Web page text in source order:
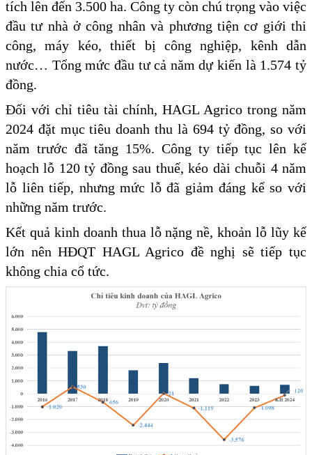
tích lên đến 3.500 ha. Công ty còn chú trọng vào việc
đầu tư nhà ở công nhân và phương tiện cơ giới thi
công, máy kéo, thiết bị công nghiệp, kênh dẫn
nước… Tổng mức đầu tư cả năm dự kiến là 1.574 tỷ
đồng.
Đối với chỉ tiêu tài chính, HAGL Agrico trong năm
2024 đặt mục tiêu doanh thu là 694 tỷ đồng, so với
năm trước đã tăng 15%. Công ty tiếp tục lên kế
hoạch lỗ 120 tỷ đồng sau thuế, kéo dài chuỗi 4 năm
lỗ liên tiếp, nhưng mức lỗ đã giảm đáng kể so với
những năm trước.
Kết quả kinh doanh thua lỗ nặng nề, khoản lỗ lũy kế
lớn nên HĐQT HAGL Agrico đề nghị sẽ tiếp tục
không chia cổ tức.